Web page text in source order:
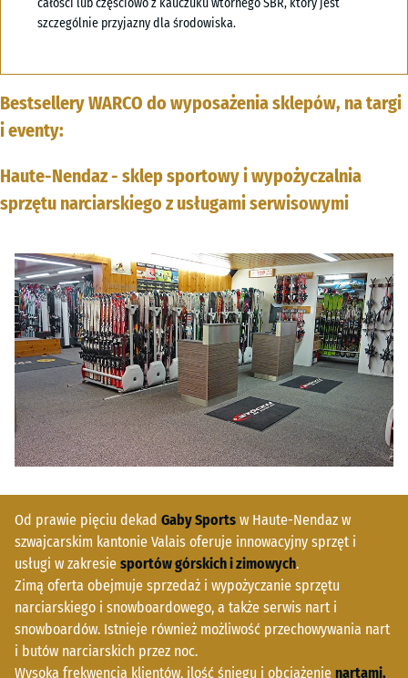
całości lub częściowo z kauczuku wtórnego SBR, który jest
szczególnie przyjazny dla środowiska.
Bestsellery WARCO do wyposażenia sklepów, na targi
i eventy:
Haute-Nendaz - sklep sportowy i wypożyczalnia
sprzętu narciarskiego z usługami serwisowymi
Od prawie pięciu dekad Gaby Sports w Haute-Nendaz w
szwajcarskim kantonie Valais oferuje innowacyjny sprzęt i
usługi w zakresie sportów górskich i zimowych.
Zimą oferta obejmuje sprzedaż i wypożyczanie sprzętu
narciarskiego i snowboardowego, a także serwis nart i
snowboardów. Istnieje również możliwość przechowywania nart
i butów narciarskich przez noc.
Wysoka frekwencja klientów, ilość śniegu i obciążenie nartami,